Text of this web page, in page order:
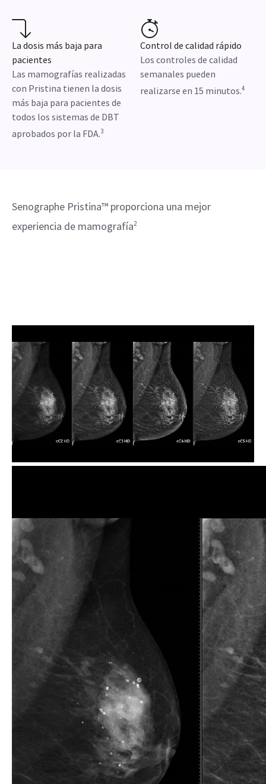
La dosis más baja para
pacientes
Las mamografías realizadas
con Pristina tienen la dosis
más baja para pacientes de
todos los sistemas de DBT
aprobados por la FDA.3
Control de calidad rápido
Los controles de calidad
semanales pueden
realizarse en 15 minutos.4
Senographe Pristina™ proporciona una mejor
experiencia de mamografía2